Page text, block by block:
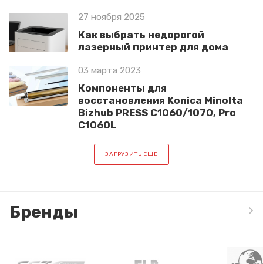
27 ноября 2025
Как выбрать недорогой
лазерный принтер для дома
03 марта 2023
Компоненты для
восстановления Konica Minolta
Bizhub PRESS C1060/1070, Pro
C1060L
ЗАГРУЗИТЬ ЕЩЕ
Бренды